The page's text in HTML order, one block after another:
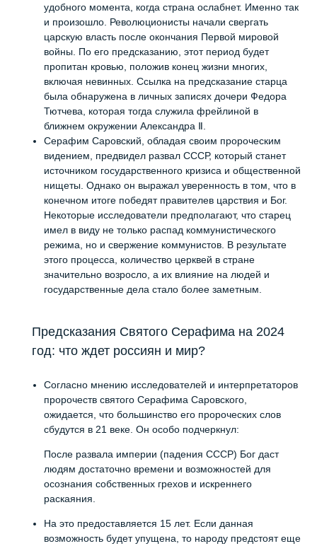
удобного момента, когда страна ослабнет. Именно так
и произошло. Революционисты начали свергать
царскую власть после окончания Первой мировой
войны. По его предсказанию, этот период будет
пропитан кровью, положив конец жизни многих,
включая невинных. Ссылка на предсказание старца
была обнаружена в личных записях дочери Федора
Тютчева, которая тогда служила фрейлиной в
ближнем окружении Александра Ⅱ.
Серафим Саровский, обладая своим пророческим
видением, предвидел развал СССР, который станет
источником государственного кризиса и общественной
нищеты. Однако он выражал уверенность в том, что в
конечном итоге победят правителев царствия и Бог.
Некоторые исследователи предполагают, что старец
имел в виду не только распад коммунистического
режима, но и свержение коммунистов. В результате
этого процесса, количество церквей в стране
значительно возросло, а их влияние на людей и
государственные дела стало более заметным.
Предсказания Святого Серафима на 2024
год: что ждет россиян и мир?
Согласно мнению исследователей и интерпретаторов
пророчеств святого Серафима Саровского,
ожидается, что большинство его пророческих слов
сбудутся в 21 веке. Он особо подчеркнул:
После развала империи (падения СССР) Бог даст
людям достаточно времени и возможностей для
осознания собственных грехов и искреннего
раскаяния.
На это предоставляется 15 лет. Если данная
возможность будет упущена, то народу предстоят еще